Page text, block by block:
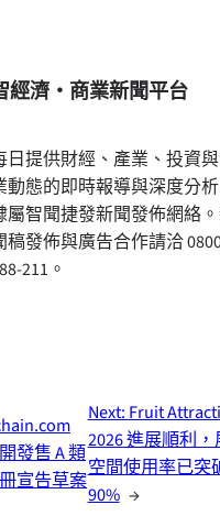
經濟・商業新聞平台
日提供財經、產業、投資
動態的即時報導與深度分析
屬智聞捷發新聞發佈網絡
稿發佈與廣告合作請洽
211。
發售 A 類
宣告草案
Next: Fruit
2026 進展順利
空間使用率已突
90% →